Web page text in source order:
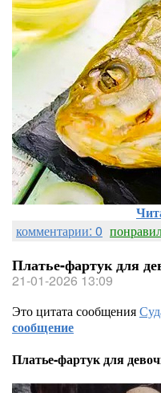
комментарии: 0
Платье-фартук для
21-01-2026 13:09
Это цитата сообщения
сообщение
Платье-фартук для